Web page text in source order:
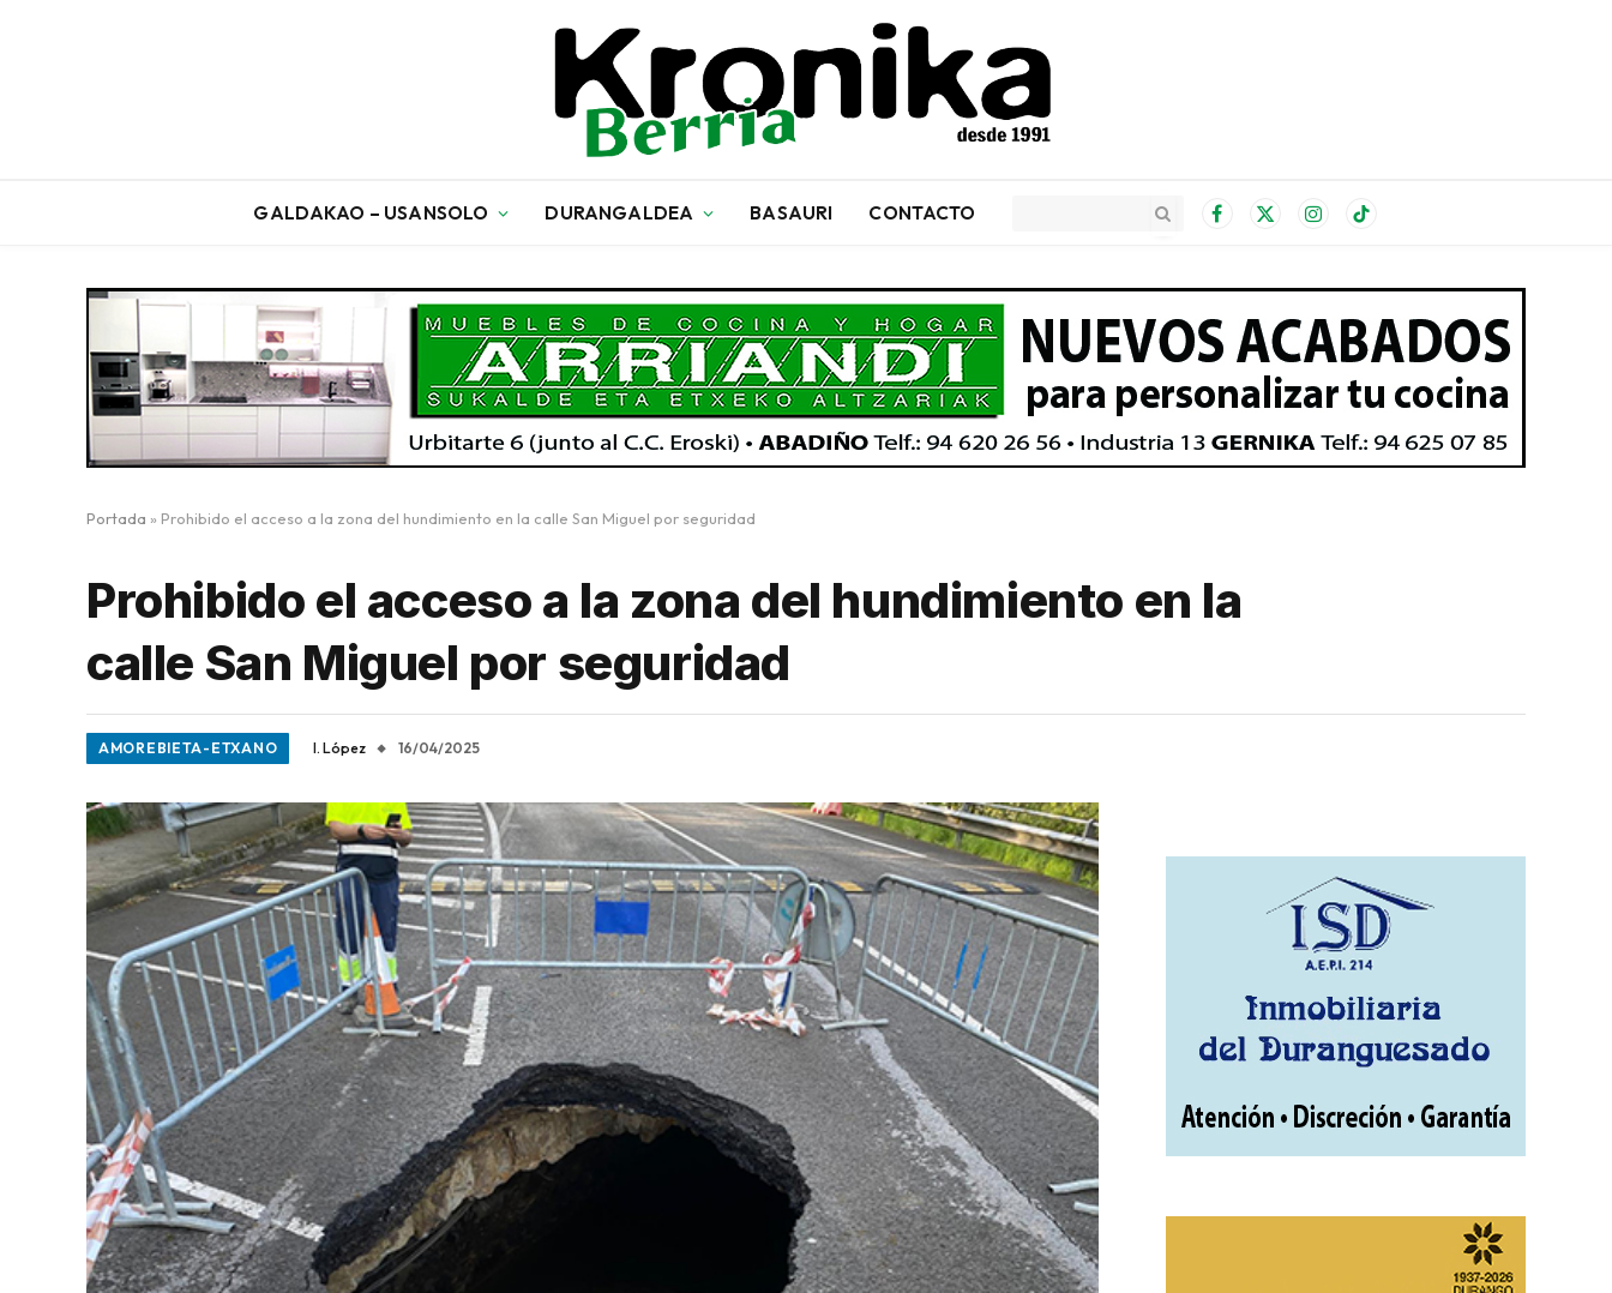
GALDAKAO – USANSOLO DURANGALDEA BASAURI CONTACTO Facebook
X
InstagramTikTok
Portada » Prohibido el acceso a la zona del hundimiento en la calle San Miguel por seguridad
Prohibido el acceso a la zona del hundimiento en la
calle San Miguel por seguridad
AMOREBIETA-ETXANO I. López 16/04/2025